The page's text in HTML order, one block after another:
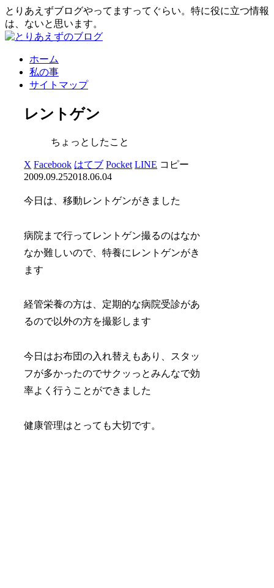
とりあえずブログやってますってぐらい。特に役に立つ情報
は、ないと思います。
ホーム
私の事
サイトマップ
レントゲン
ちょっとしたこと
X Facebook はてブ Pocket LINE コピー
2009.09.252018.06.04
今日は、移動レントゲンがきました
病院まで行ってレントゲン撮るのはなか
なか難しいので、特養にレントゲンがき
ます
経管栄養の方は、定期的な病院受診があ
るので以外の方を撮影します
今日はお布団の入れ替えもあり、スタッ
フが多かったのでサクッっとみんなで効
率よく行うことができました
健康管理はとっても大切です。